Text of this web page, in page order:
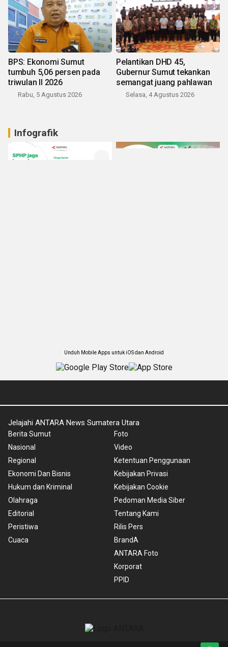
BPS: Ekonomi Sumut
tumbuh 5,06 persen pada
triwulan II 2026
Rabu, 5 Agustus 2026
Pelantikan DHD 45,
Gubernur Sumut tekankan
semangat juang pahlawan
Selasa, 4 Agustus 2026
Infografik
Unduh Mobile Apps untuk iOS dan Android
Jelajahi ANTARA News Sumatera Utara
Berita Sumut
Nasional
Regional
Ekonomi Dan Bisnis
Hukum dan Kriminal
Olahraga
Editorial
Peristiwa
Cuaca
Foto
Video
Ketentuan Penggunaan
Kebijakan Privasi
Kebijakan Cookie
Pedoman Media Siber
Tentang Kami
Rilis Pers
BrandA
ANTARA Foto
Korporat
PPID